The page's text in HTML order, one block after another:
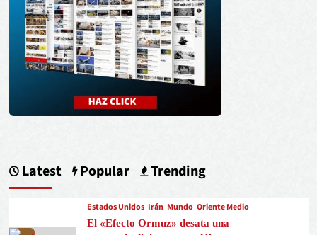
Latest Popular Trending
Estados Unidos Irán Mundo Oriente Medio
El «Efecto Ormuz» desata una